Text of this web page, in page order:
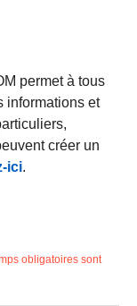
permet à tous
informations et
créer un
ici.
obligatoires sont